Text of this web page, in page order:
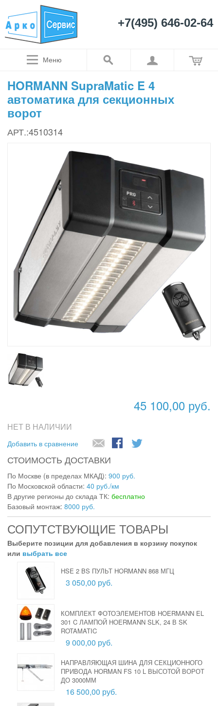
+7(495) 646-02-64
Меню
HORMANN SupraMatic E 4
автоматика для секционных
ворот
АРТ.:4510314
45 100,00 руб.
НЕТ В НАЛИЧИИ
Добавить в сравнение
СТОИМОСТЬ ДОСТАВКИ
По Москве (в пределах МКАД): 900 руб.
По Московской области: 40 руб./км
В другие регионы до склада ТК: бесплатно
Базовый монтаж: 8000 руб.
СОПУТСТВУЮЩИЕ ТОВАРЫ
Выберите позиции для добавления в корзину покупок
или выбрать все
HSE 2 BS ПУЛЬТ HORMANN 868 МГЦ
3 050,00 руб.
КОМПЛЕКТ ФОТОЭЛЕМЕНТОВ HOERMANN EL
301 C ЛАМПОЙ HOERMANN SLK, 24 В SK
ROTAMATIC
9 000,00 руб.
НАПРАВЛЯЮЩАЯ ШИНА ДЛЯ СЕКЦИОННОГО
ПРИВОДА HORMAN FS 10 L ВЫСОТОЙ ВОРОТ
ДО 3000ММ
16 500,00 руб.